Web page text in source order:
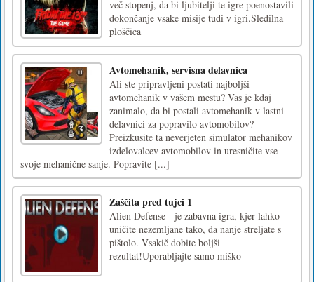
več stopenj, da bi ljubitelji te igre poenostavili
dokončanje vsake misije tudi v igri.Sledilna
ploščica
Avtomehanik, servisna delavnica
Ali ste pripravljeni postati najboljši
avtomehanik v vašem mestu? Vas je kdaj
zanimalo, da bi postali avtomehanik v lastni
delavnici za popravilo avtomobilov?
Preizkusite ta neverjeten simulator mehanikov
izdelovalcev avtomobilov in uresničite vse
svoje mehanične sanje. Popravite [...]
Zaščita pred tujci 1
Alien Defense - je zabavna igra, kjer lahko
uničite nezemljane tako, da nanje streljate s
pištolo. Vsakič dobite boljši
rezultat!Uporabljajte samo miško